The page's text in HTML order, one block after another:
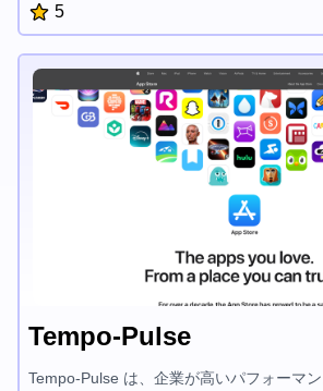
を探索し、旅行のヒントにアクセスでき
計画プロセスを簡素化し、旅行を楽しむ
にします。
5
Tempo-Pulse
Tempo-Pulse は、企業が高いパフォーマ